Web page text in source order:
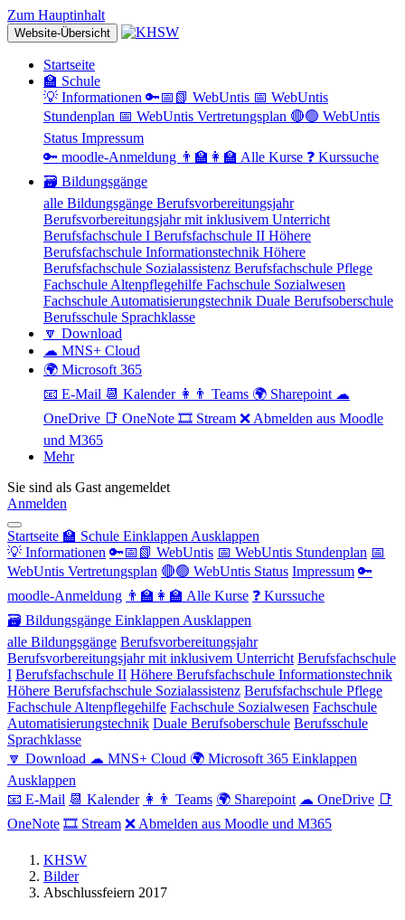
Zum Hauptinhalt
Website-Übersicht
Startseite
🏫 Schule
💡 Informationen 🔑📅📗 WebUntis 📅 WebUntis
Stundenplan 📅 WebUntis Vertretungsplan 🔴🟢 WebUntis
Status Impressum
🔑 moodle-Anmeldung 👨‍🏫👩‍🏫 Alle Kurse ❓ Kurssuche
🗃 Bildungsgänge
alle Bildungsgänge Berufsvorbereitungsjahr
Berufsvorbereitungsjahr mit inklusivem Unterricht
Berufsfachschule I Berufsfachschule II Höhere
Berufsfachschule Informationstechnik Höhere
Berufsfachschule Sozialassistenz Berufsfachschule Pflege
Fachschule Altenpflegehilfe Fachschule Sozialwesen
Fachschule Automatisierungstechnik Duale Berufsoberschule
Berufsschule Sprachklasse
🔽 Download
☁ MNS+ Cloud
🌍 Microsoft 365
📧 E-Mail 📆 Kalender 👩👨 Teams 🌍 Sharepoint ☁
OneDrive 📑 OneNote 🎞 Stream ❌ Abmelden aus Moodle
und M365
Mehr
Sie sind als Gast angemeldet
Anmelden
Startseite 🏫 Schule Einklappen Ausklappen
💡 Informationen 🔑📅📗 WebUntis 📅 WebUntis Stundenplan 📅
WebUntis Vertretungsplan 🔴🟢 WebUntis Status Impressum 🔑
moodle-Anmeldung 👨‍🏫👩‍🏫 Alle Kurse ❓ Kurssuche
🗃 Bildungsgänge Einklappen Ausklappen
alle Bildungsgänge Berufsvorbereitungsjahr
Berufsvorbereitungsjahr mit inklusivem Unterricht Berufsfachschule
I Berufsfachschule II Höhere Berufsfachschule Informationstechnik
Höhere Berufsfachschule Sozialassistenz Berufsfachschule Pflege
Fachschule Altenpflegehilfe Fachschule Sozialwesen Fachschule
Automatisierungstechnik Duale Berufsoberschule Berufsschule
Sprachklasse
🔽 Download ☁ MNS+ Cloud 🌍 Microsoft 365 Einklappen
Ausklappen
📧 E-Mail 📆 Kalender 👩👨 Teams 🌍 Sharepoint ☁ OneDrive 📑
OneNote 🎞 Stream ❌ Abmelden aus Moodle und M365
KHSW
Bilder
Abschlussfeiern 2017